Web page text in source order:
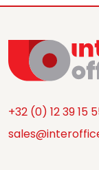
+32 (0) 12 39 15